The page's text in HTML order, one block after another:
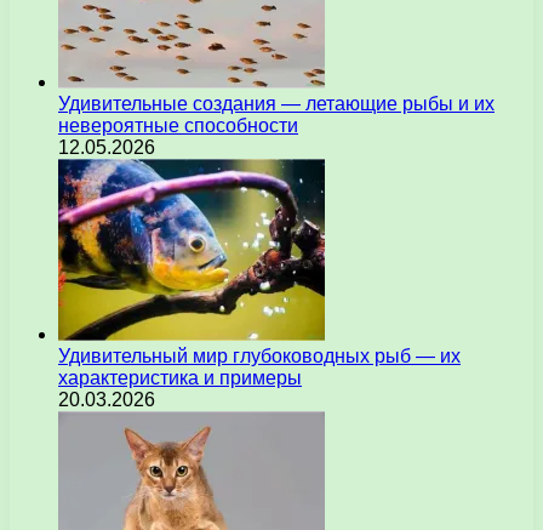
Удивительные создания — летающие рыбы и их
невероятные способности
12.05.2026
Удивительный мир глубоководных рыб — их
характеристика и примеры
20.03.2026